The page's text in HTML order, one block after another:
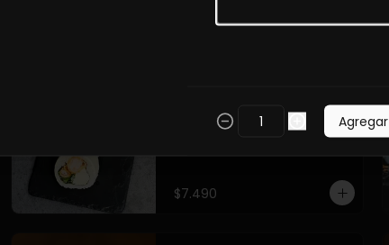
Envoltura en queso
philadelphia. Pollo furai, palta,
$7.490
Agregar